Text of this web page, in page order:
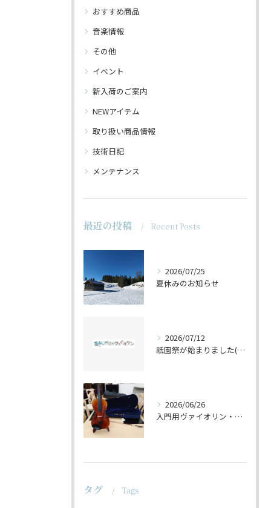
おすすめ商品
音楽情報
その他
イベント
新入荷のご案内
NEWアイテム
取り扱い商品情報
技術日記
メンテナンス
最近の投稿 Recent Posts
2026/07/25
夏休みのお知らせ
2026/07/12
祇園祭が始まりました(^^♪
2026/06/26
入門用ヴァイオリン・セットの仕上げ♪
タグ Tags